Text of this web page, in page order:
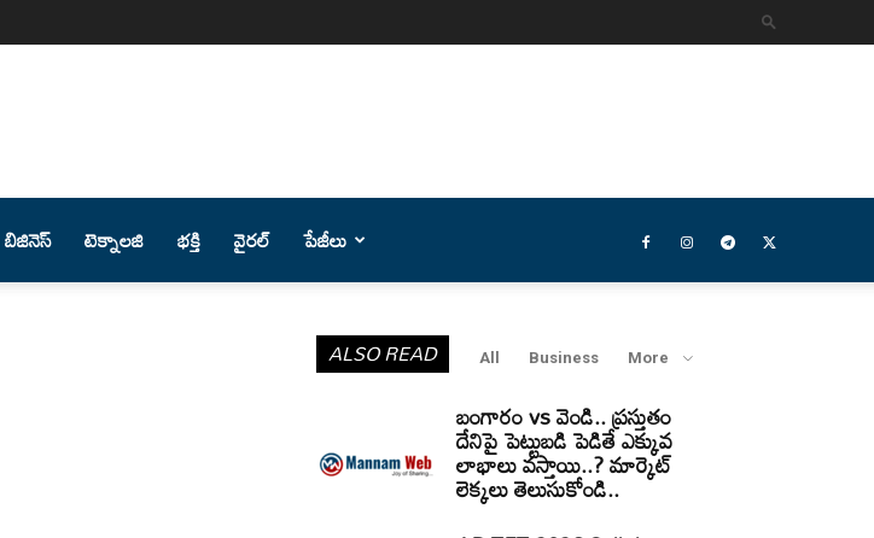
బిజినెస్ టెక్నాలజి భక్తి వైరల్ పేజీలు
ALSO READ All Business More
బంగారం vs వెండి.. ప్రస్తుతం
దేనిపై పెట్టుబడి పెడితే ఎక్కువ
లాభాలు వస్తాయి..? మార్కెట్
లెక్కలు తెలుసుకోండి..